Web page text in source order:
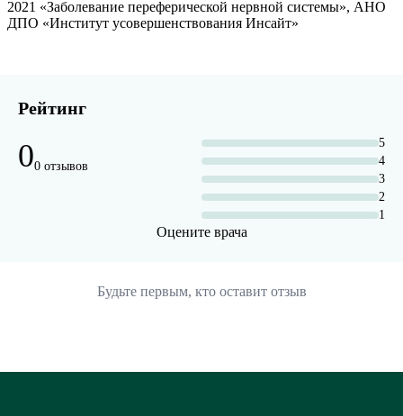
2021 «Заболевание переферической нервной системы», АНО
ДПО «Институт усовершенствования Инсайт»
Рейтинг
00 отзывов
5
4
3
2
1
Оцените врача
Будьте первым, кто оставит отзыв